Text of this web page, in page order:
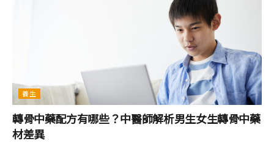
養生
轉骨中藥配方有哪些？中醫師解析男生女生轉骨中藥
材差異